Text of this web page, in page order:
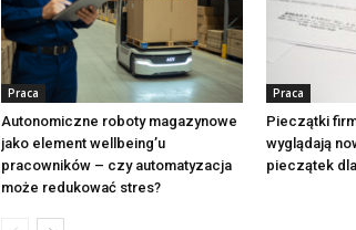
Praca
Autonomiczne roboty magazynowe
jako element wellbeing’u
pracowników – czy automatyzacja
może redukować stres?
Praca
Pieczątki
wyglądają
pieczątek